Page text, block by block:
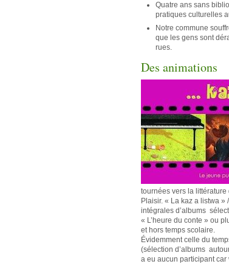
Quatre ans sans
pratiques culturelles
Notre commune
que les gens sont
rues.
Des animations
tournées vers la
Plaisir. « La kaz a listwa
intégrales d’albums
« L’heure du conte » ou
et hors temps scolaire.
Évidemment celle du
(sélection d’albums
a eu aucun participant